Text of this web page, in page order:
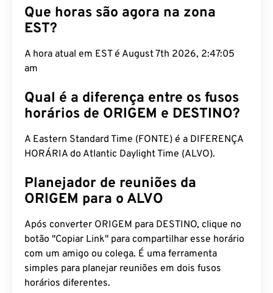
Que horas são agora na zona
EST?
A hora atual em EST é August 7th 2026, 2:47:06
am
Qual é a diferença entre os fusos
horários de ORIGEM e DESTINO?
A Eastern Standard Time (FONTE) é a DIFERENÇA
HORÁRIA do Atlantic Daylight Time (ALVO).
Planejador de reuniões da
ORIGEM para o ALVO
Após converter ORIGEM para DESTINO, clique no
botão "Copiar Link" para compartilhar esse horário
com um amigo ou colega. É uma ferramenta
simples para planejar reuniões em dois fusos
horários diferentes.